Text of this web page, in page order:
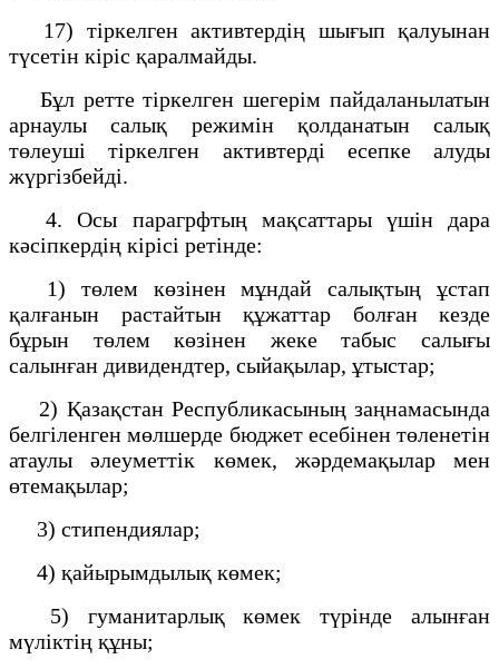
17) тіркелген активтердің шығып қалуынан
түсетін кіріс қаралмайды.
Бұл ретте тіркелген шегерім пайдаланылатын
арнаулы салық режимін қолданатын салық
төлеуші тіркелген активтерді есепке алуды
жүргізбейді.
4. Осы парагрфтың мақсаттары үшiн дара
кәсiпкердiң кірісі ретiнде:
1) төлем көзiнен мұндай салықтың ұстап
қалғанын растайтын құжаттар болған кезде
бұрын төлем көзiнен жеке табыс салығы
салынған дивидендтер, сыйақылар, ұтыстар;
2) Қазақстан Республикасының заңнамасында
белгіленген мөлшерде бюджет есебінен төленетін
атаулы әлеуметтік көмек, жәрдемақылар мен
өтемақылар;
3) стипендиялар;
4) қайырымдылық көмек;
5) гуманитарлық көмек түрінде алынған
мүліктің құны;